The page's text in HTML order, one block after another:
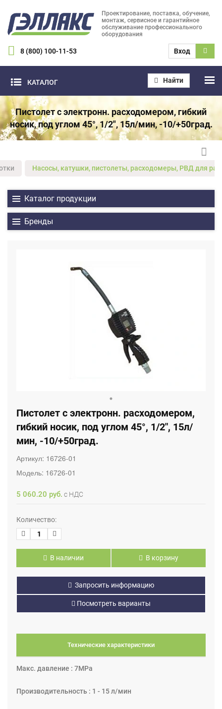
Проектирование, поставка, обучение,
монтаж, сервисное и гарантийное
обслуживание профессионального
оборудования
8 (800) 100-11-53 Вход
КАТАЛОГ Найти
Пистолет с электронн. расходомером, гибкий
носик, под углом 45°, 1/2", 15л/мин, -10/+50град.
Насосы, катушки, пистолеты, расходомеры, РВД для
Каталог продукции
Бренды
Пистолет с электронн. расходомером,
гибкий носик, под углом 45°, 1/2", 15л/
мин, -10/+50град.
Артикул: 16726-01
Модель: 16726-01
5 060.20 руб. с НДС
Количество:
В наличии В корзину
Запросить информацию
Посмотреть варианты
Технические характеристики
Макс. давление : 7МРа
Производительность : 1 - 15 л/мин